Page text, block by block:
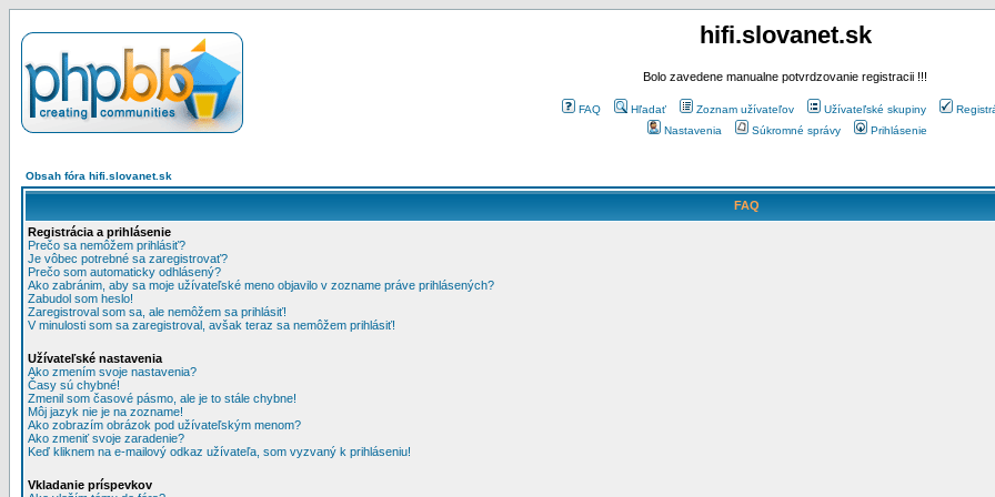
hifi.slovanet.sk
Bolo zavedene manualne potvrdzovanie registracii !!!
FAQ Hľadať Zoznam užívateľov Užívateľské skupiny
Nastavenia
Súkromné správy Prihlásenie
Obsah fóra hifi.slovanet.sk
FAQ
Registrácia a prihlásenie
Prečo sa nemôžem prihlásiť?
Je vôbec potrebné sa zaregistrovať?
Prečo som automaticky odhlásený?
Ako zabránim, aby sa moje užívateľské meno objavilo v zozname práve prihlásených?
Zabudol som heslo!
Zaregistroval som sa, ale nemôžem sa prihlásiť!
V minulosti som sa zaregistroval, avšak teraz sa nemôžem prihlásiť!
Užívateľské nastavenia
Ako zmením svoje nastavenia?
Časy sú chybné!
Zmenil som časové pásmo, ale je to stále chybne!
Môj jazyk nie je na zozname!
Ako zobrazím obrázok pod užívateľským menom?
Ako zmeniť svoje zaradenie?
Keď kliknem na e-mailový odkaz užívateľa, som vyzvaný k prihláseniu!
Vkladanie príspevkov